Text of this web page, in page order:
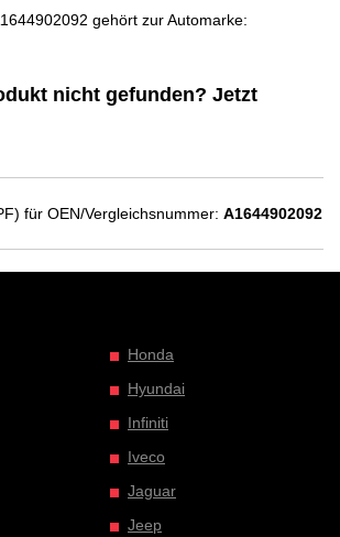
gehört zur Automarke:
nicht gefunden? Jetzt
für OEN/Vergleichsnummer: A1644902092
Honda
Hyundai
Infiniti
Iveco
Jaguar
Jeep